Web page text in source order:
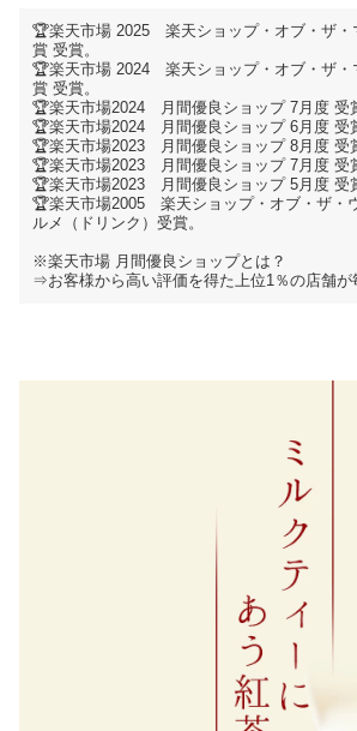
🏆楽天市場 2025 楽天ショップ・オブ・ザ・
賞 受賞。
🏆楽天市場 2024 楽天ショップ・オブ・ザ・
賞 受賞。
🏆楽天市場2024 月間優良ショップ 7月度 受
🏆楽天市場2024 月間優良ショップ 6月度 受
🏆楽天市場2023 月間優良ショップ 8月度 受
🏆楽天市場2023 月間優良ショップ 7月度 受
🏆楽天市場2023 月間優良ショップ 5月度 受
🏆楽天市場2005 楽天ショップ・オブ・ザ・
ルメ（ドリンク）受賞。
※楽天市場 月間優良ショップとは？
⇒お客様から高い評価を得た上位1％の店舗が